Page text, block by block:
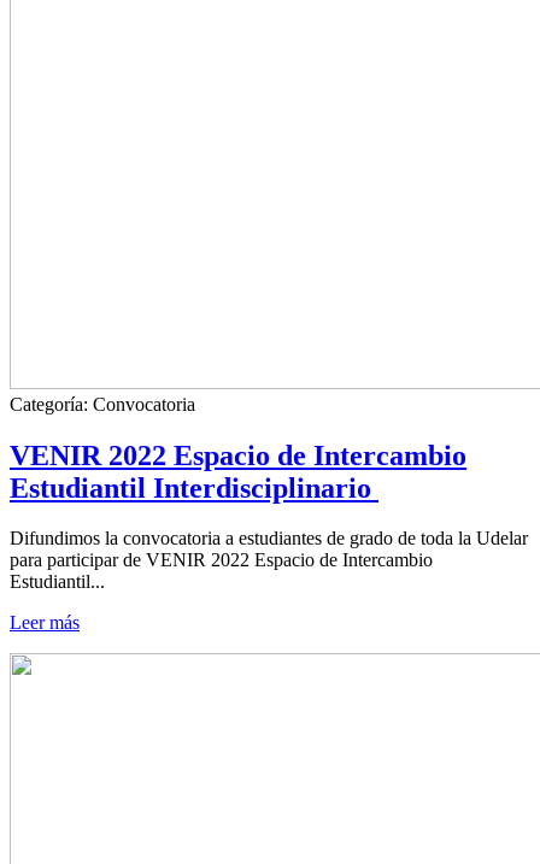
Categoría: Convocatoria
VENIR 2022 Espacio de Intercambio
Estudiantil Interdisciplinario
Difundimos la convocatoria a estudiantes de grado de toda la Udelar
para participar de VENIR 2022 Espacio de Intercambio
Estudiantil...
Leer más